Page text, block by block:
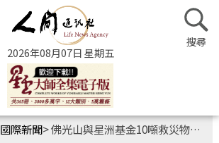
2026年08月07日 星期五
國際新聞>佛光山與星洲基金10噸救災物資送緬 盼為災民重建添力